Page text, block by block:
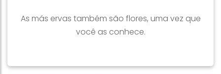
As más ervas também são flores, uma vez que
você as conhece.